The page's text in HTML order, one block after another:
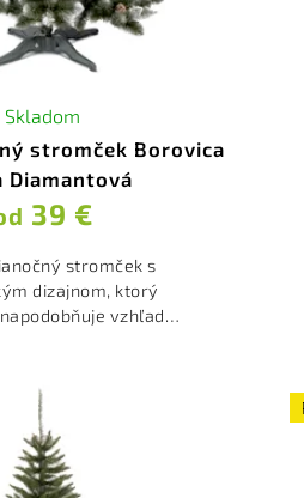
stromček Borovica
Diamantová
Skladom
39 €
stromček s
dizajnom, ktorý
vzhľad
SEZÓNE 2019, 2020,
, 2022 a 2023....